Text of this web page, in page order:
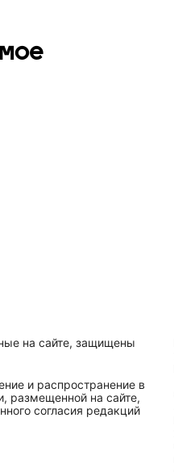
на сайте, защищены
и распространение в
размещенной на сайте,
согласия редакций